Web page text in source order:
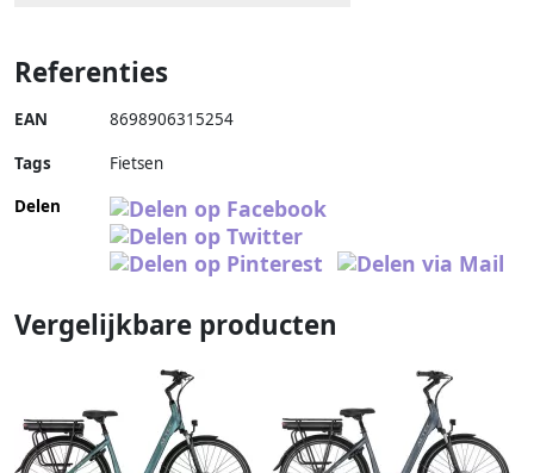
Referenties
EAN 8698906315254
Tags
Fietsen
Delen
Vergelijkbare producten